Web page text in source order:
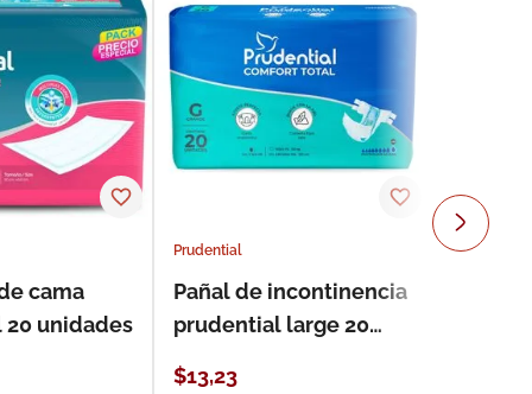
cama
unidades
Prudential
Pañal de incontinencia
prudential large 20
$13,23